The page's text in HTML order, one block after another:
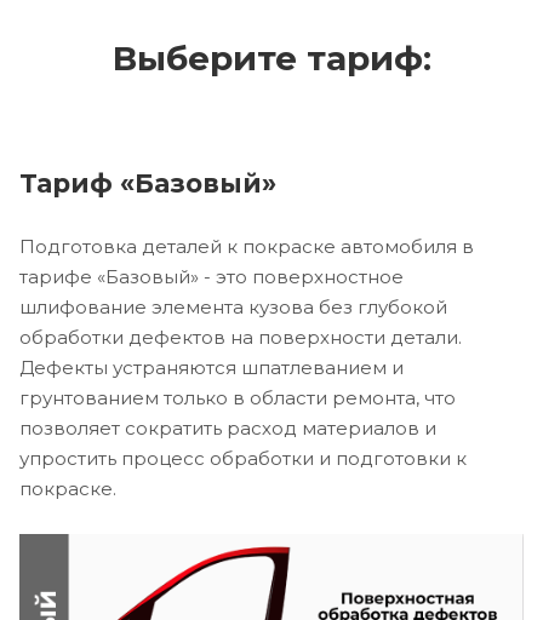
Выберите тариф:
Тариф «Базовый»
Подготовка деталей к покраске автомобиля в
тарифе «Базовый» - это поверхностное
шлифование элемента кузова без глубокой
обработки дефектов на поверхности детали.
Дефекты устраняются шпатлеванием и
грунтованием только в области ремонта, что
позволяет сократить расход материалов и
упростить процесс обработки и подготовки к
покраске.